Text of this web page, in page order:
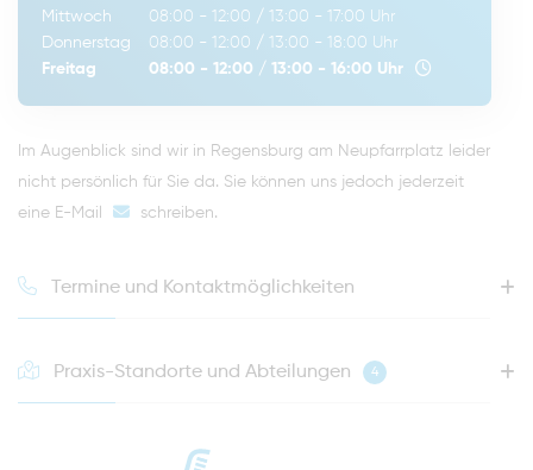
Mittwoch
08:00 - 12:00 / 13:00 - 17:00 Uhr
Donnerstag
08:00 - 12:00 / 13:00 - 18:00 Uhr
Freitag
08:00 - 12:00 / 13:00 - 16:00 Uhr
Im Augenblick sind wir in Regensburg am Neupfarrplatz leider
nicht persönlich für Sie da. Sie können uns jedoch jederzeit
eine E-Mail
schreiben.
Termine und Kontaktmöglichkeiten
Praxis-Standorte und Abteilungen 4